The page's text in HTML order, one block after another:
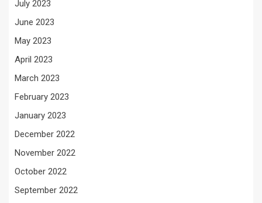
July 2023
June 2023
May 2023
April 2023
March 2023
February 2023
January 2023
December 2022
November 2022
October 2022
September 2022